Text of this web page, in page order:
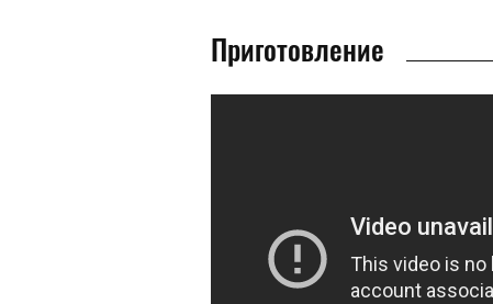
Приготовление